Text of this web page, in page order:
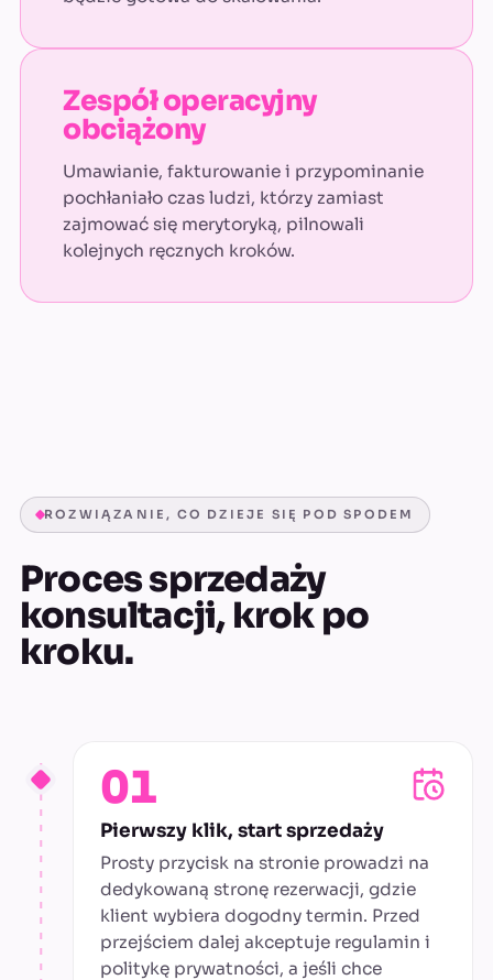
Zespół operacyjny
obciążony
Umawianie, fakturowanie i przypominanie
pochłaniało czas ludzi, którzy zamiast
zajmować się merytoryką, pilnowali
kolejnych ręcznych kroków.
ROZWIĄZANIE, CO DZIEJE SIĘ POD SPODEM
Proces sprzedaży
konsultacji, krok po
kroku.
01
Pierwszy klik, start sprzedaży
Prosty przycisk na stronie prowadzi na
dedykowaną stronę rezerwacji, gdzie
klient wybiera dogodny termin. Przed
przejściem dalej akceptuje regulamin i
politykę prywatności, a jeśli chce